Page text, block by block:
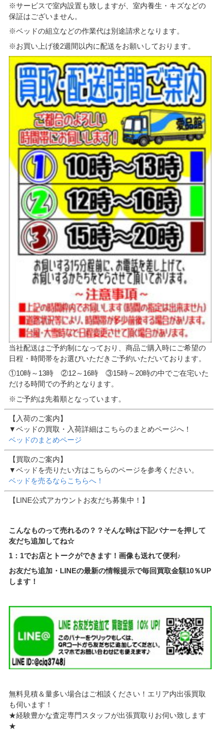
※サービスで室内設置も致しますが、室内養生・キズなどの
保証はございません。
※ベッドの組立などの作業代は別途請求となります。
※お買い上げ後2週間以内に配送をお願いしております。
当社配送はご予約制になっており、商品ご購入時にご希望の
日程・時間帯をお選びいただきご予約いただいております。
①10時～13時 ②12～16時 ③15時～20時の中でご在宅いた
だける時間での予約となります。
※ご予約は先着順となっています。
【入荷のご案内】
▼ベッドの買取・入荷詳細はこちらのまとめページへ！
ベッドのまとめページ
【買取のご案内】
▼ベッドを売りたい方はこちらのページを参考ください。
ベッドを売るならこちらへ！
【LINE公式アカウントお友だち募集中！】
こんなものって売れるの？？そんな時は下記バナーを押して
友だち追加してね☆
1：1でお店とトークができます！画像も送れて便利♪
お友だち追加・LINEの最新の情報提示で毎回買取金額10％UP
します！
無料見積＆量多い場合はご相談ください！エリア内出張買取
も伺います！
★経験豊かな査定専門スタッフが出張買取りお伺い致します
★